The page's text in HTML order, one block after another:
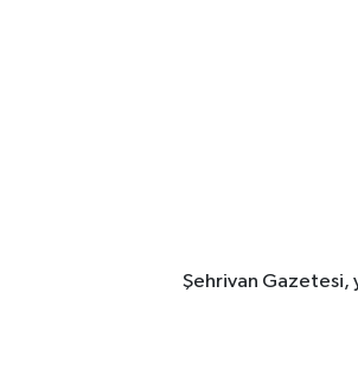
Şehrivan Gazetesi,